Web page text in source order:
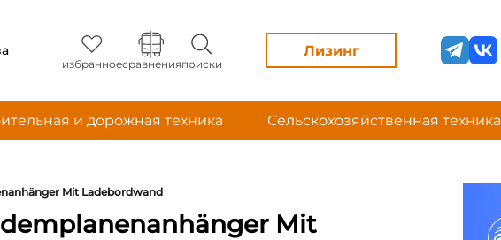
избранноесравненияпоиски
Лизинг
и дорожная техника Сельскохозяйственная техника
Mit Ladebordwand
Mit